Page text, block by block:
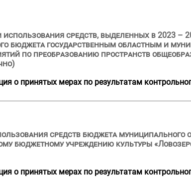
средств, выделенных в 2023 –
бюджета государственным областным и
по преобразованию пространств
о принятых мерах по результатам
средств бюджета муниципального
бюджетному учреждению культуры
о принятых мерах по результатам